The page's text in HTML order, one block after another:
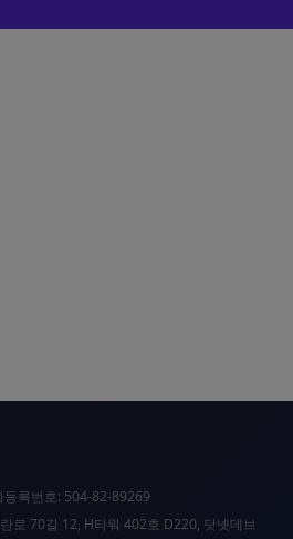
록번호: 504-82-89269
로 70길 12, H타워 402호 D220, 닷넷데브